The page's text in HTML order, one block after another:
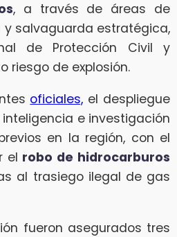
, a través de áreas de
salvaguarda estratégica,
de Protección Civil y
riesgo de explosión.
oficiales, el despliegue
e investigación
en la región, con el
el robo de hidrocarburos
al trasiego ilegal de gas
fueron asegurados tres